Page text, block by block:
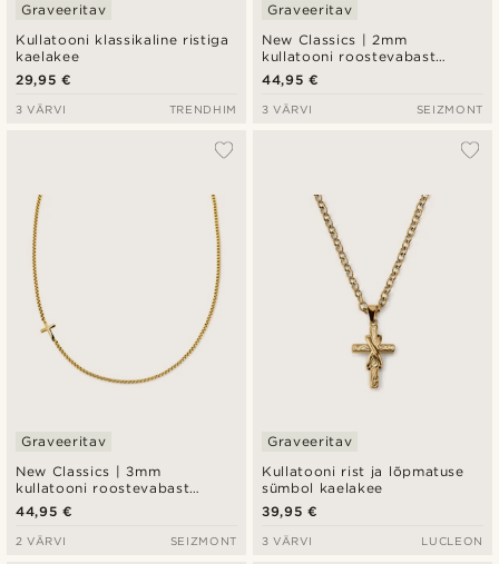
Kullatooni klassikaline ristiga
kaelakee
Graveeritav
29,95 €
3 VÄRVI TRENDHIM
New Classics | 2mm
kullatooni roostevabast
terasest curb-kett ristiga
kaelakee
Graveeritav
44,95 €
3 VÄRVI SEIZMONT
New Classics | 3mm
kullatooni roostevabast
terasest ümar box-kett
ristiga kaelakee
Graveeritav
44,95 €
2 VÄRVI SEIZMONT
Kullatooni rist ja lõpmatuse
sümbol kaelakee
Graveeritav
39,95 €
3 VÄRVI LUCLEON